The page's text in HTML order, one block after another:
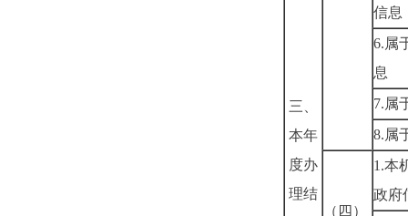
三、
本年
度办
理结
信息
6.属
息
7.属
8.属
（四）
1.本
政府